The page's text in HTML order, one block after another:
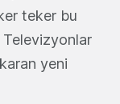
teker bu
yeni